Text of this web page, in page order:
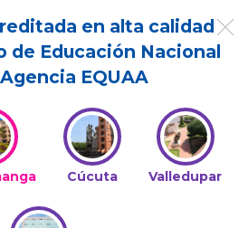
en alta calidad
de Educación Nacional
EQUAA
Cúcuta Valledupar